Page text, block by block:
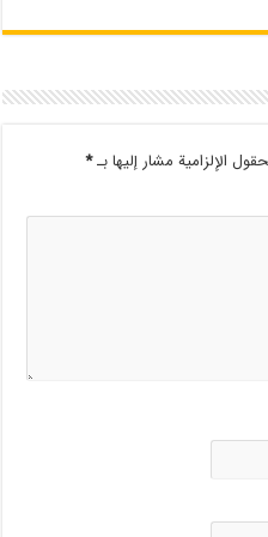
الإلزامية مشار إليها بـ*